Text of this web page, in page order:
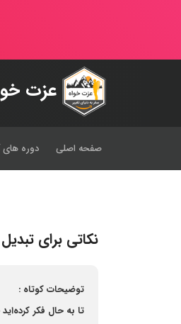
عزت
صفحه اصلی دوره
نکاتی برای
توضیحات کوتاه :
تا به حال فکر